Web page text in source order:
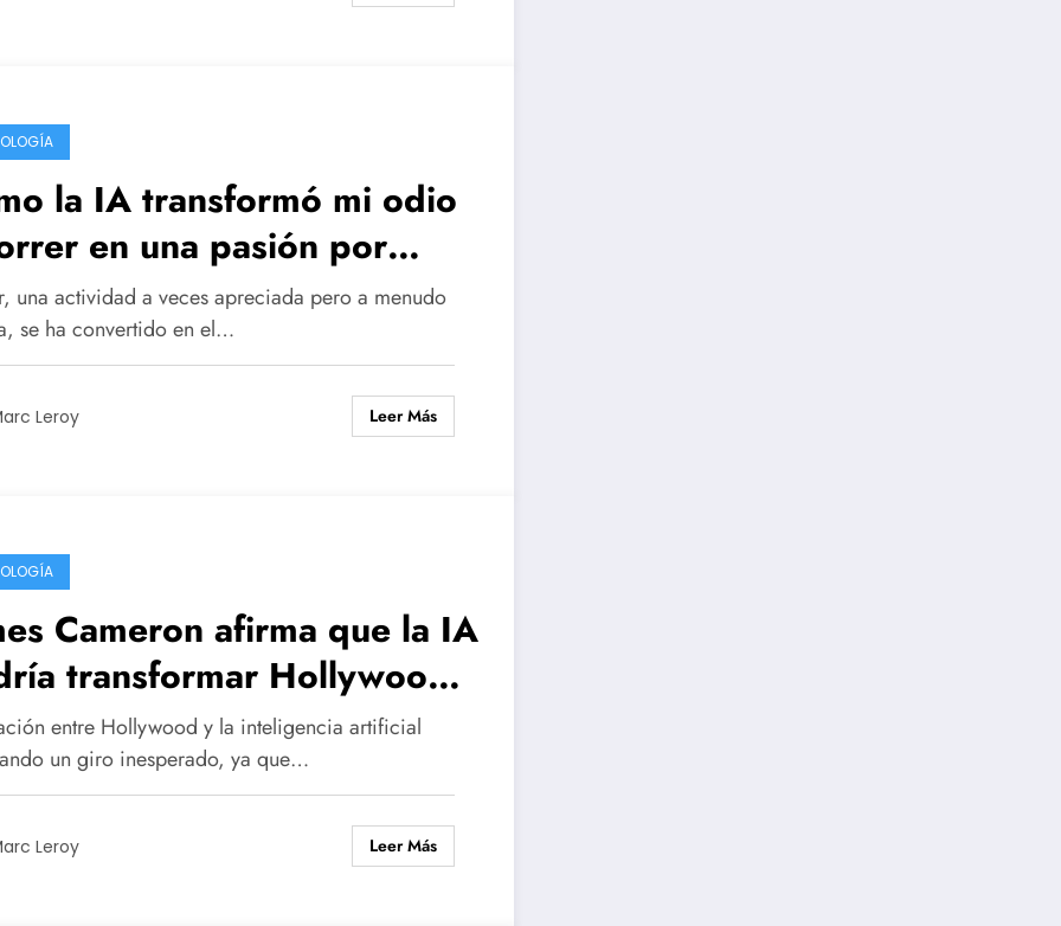
la IA transformó mi odio
en una pasión por
una actividad a veces apreciada pero a menudo
se ha convertido en el…
Leroy Leer Más
Cameron afirma que la IA
transformar Hollywood
soluciones sin
los empleos.
entre Hollywood y la inteligencia artificial
un giro inesperado, ya que…
Leroy Leer Más